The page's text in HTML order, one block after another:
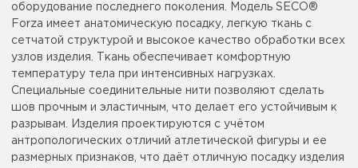
оборудование последнего поколения. Модель SECO®
Forza имеет анатомическую посадку, легкую ткань с
сетчатой структурой и высокое качество обработки всех
узлов изделия. Ткань обеспечивает комфортную
температуру тела при интенсивных нагрузках.
Специальные соединительные нити позволяют сделать
шов прочным и эластичным, что делает его устойчивым к
разрывам. Изделия проектируются с учётом
антропологических отличий атлетической фигуры и ее
размерных признаков, что даёт отличную посадку изделия